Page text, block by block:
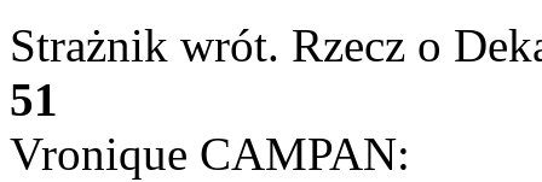
Strażnik wrót. Rzecz o
51
Vronique CAMPAN: